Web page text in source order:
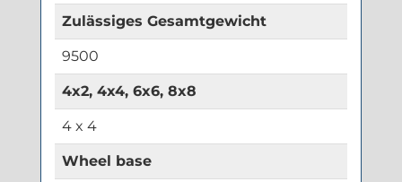
Zulässiges Gesamtgewicht
9500
4x2, 4x4, 6x6, 8x8
4 x 4
Wheel base